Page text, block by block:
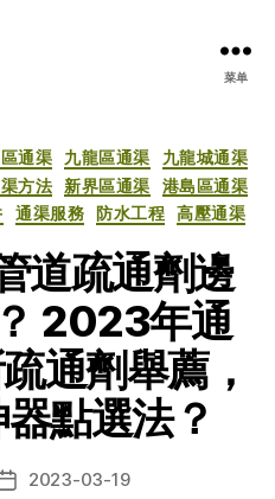
菜单
分
类
通渠 九龍區通渠
九龍城通渠
方法 新界區通渠
港島區通渠
通渠服務 防水工程 高壓通渠
道疏通劑邊
2023年通
通劑舉薦，
點選法？
发 2023-03-19